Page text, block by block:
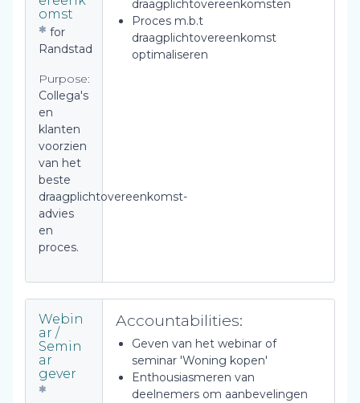
omst
for
Randstad
Purpose:
Collega's
en
klanten
voorzien
van het
beste
draagplichtovereenkomst-
advies
en
proces.
draagplichtovereenkomsten
Proces m.b.t
draagplichtovereenkomst
optimaliseren
Webin
ar /
Semin
ar
gever
Accountabilities:
Geven van het webinar of
seminar 'Woning kopen'
Enthousiasmeren van
deelnemers om aanbevelingen